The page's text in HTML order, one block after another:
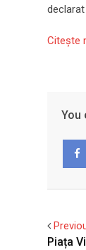
Citeşte
You
Piața